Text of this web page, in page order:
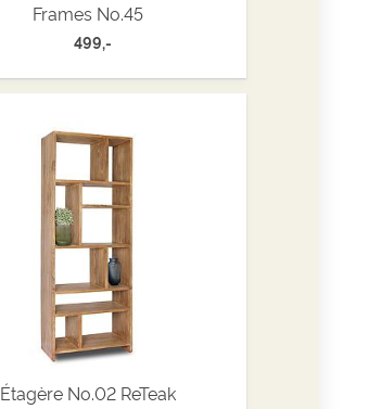
Frames No.45
499,-
Étagère No.02 ReTeak